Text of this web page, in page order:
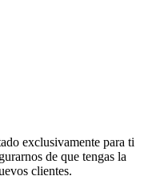
exclusivamente para ti
de que tengas la
clientes.